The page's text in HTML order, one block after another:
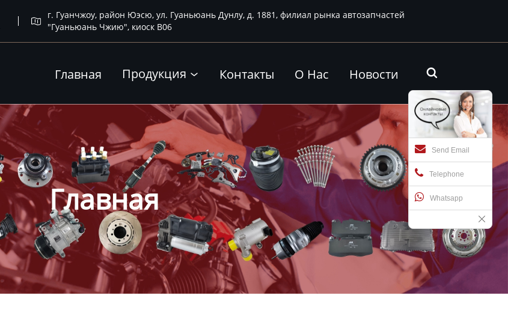

г. Гуанчжоу, район Юэсю, ул. Гуаньюань Дунлу, д. 1881, филиал рынка автозапчастей
"Гуаньюань Чжию", киоск B06
Главная Продукция  Контакты О Нас Новости 
Send Email
Telephone
Whatsapp
Главная